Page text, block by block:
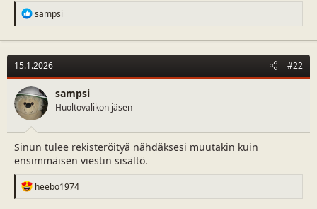
R
e
c
t
i
o
n
s
:
sampsi
15.1.2026 #22
sampsi
Huoltovalikon jäsen
Sinun tulee rekisteröityä nähdäksesi muutakin kuin
ensimmäisen viestin sisältö.
R
e
heebo1974